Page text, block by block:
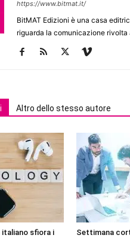
https://www.bitmat.it/
BitMAT Edizioni è una casa
riguarda la comunicazione
Altro dello stesso autore
italiano sfiora i
Settimana